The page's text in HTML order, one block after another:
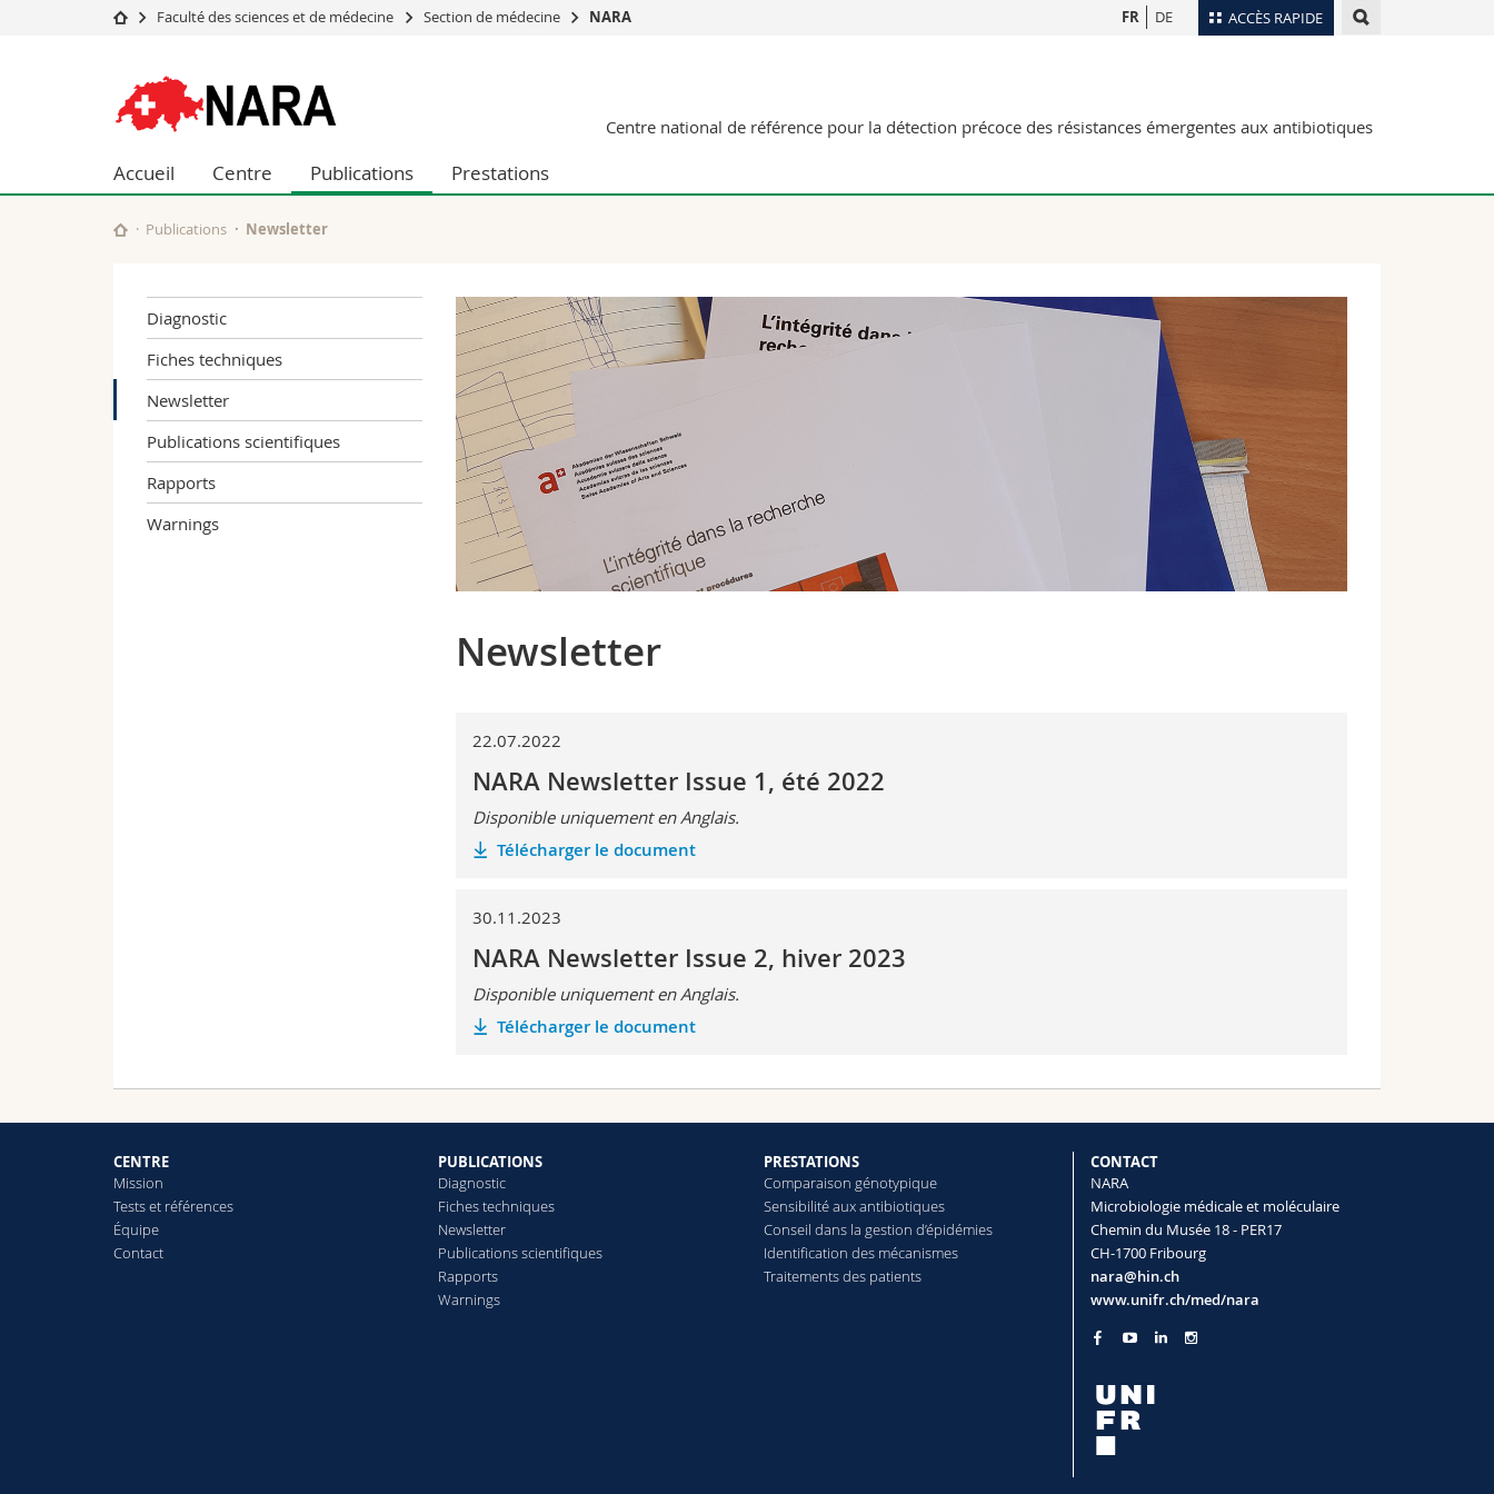
ACCÈS RAPIDE
Université
Etudes
Campus
Université
Lettres et sciences humaines
Etudiants
Bibliothèques
FR DE
Faculté des sciences et de médecine Section de médecine NARA
NARA
Centre national de référence pour la détection précoce des résistances émergentes aux antibiotiques
Accueil Centre Publications Prestations
Publications Newsletter
Diagnostic
Fiches techniques
Newsletter
Publications scientifiques
Rapports
Warnings
Newsletter
22.07.2022
NARA Newsletter Issue 1, été 2022
Disponible uniquement en Anglais.
Télécharger le document
30.11.2023
NARA Newsletter Issue 2, hiver 2023
Disponible uniquement en Anglais.
Télécharger le document
CENTRE
Mission
Tests et références
Équipe
Contact
PUBLICATIONS
Diagnostic
Fiches techniques
Newsletter
Publications scientifiques
Rapports
Warnings
PRESTATIONS
Comparaison génotypique
Sensibilité aux antibiotiques
Conseil dans la gestion d’épidémies
Identification des mécanismes
Traitements des patients
CONTACT
NARA
Microbiologie médicale et moléculaire
Chemin du Musée 18 - PER17
CH-1700 Fribourg
nara@hin.ch
www.unifr.ch/med/nara